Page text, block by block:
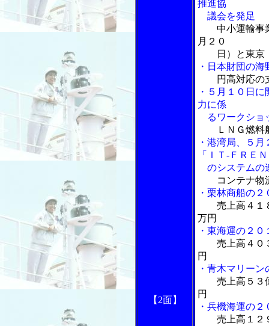
【2面】
推進協
議会を発足
中小運輸事
月２０
日）と東京（
・日本財団の
円高対応の
・５月１０日
力に係
るワークショ
ＬＮＧ燃料
・港湾局、５
「ＩＴ-ＦＲＥ
のシステムの
コンテナ物
・栗林商船の
売上高４１
万円
・東海運の２
売上高４０
円
・青木マリー
売上高５３
円
・兵機海運の
売上高１２